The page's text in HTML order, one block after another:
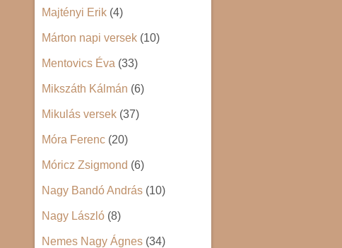
Majtényi Erik (4)
Márton napi versek (10)
Mentovics Éva (33)
Mikszáth Kálmán (6)
Mikulás versek (37)
Móra Ferenc (20)
Móricz Zsigmond (6)
Nagy Bandó András (10)
Nagy László (8)
Nemes Nagy Ágnes (34)